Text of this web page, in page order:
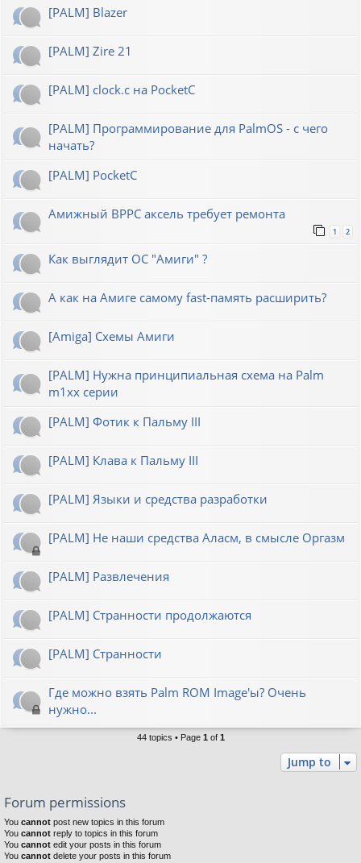
[PALM] Blazer
[PALM] Zire 21
[PALM] clock.c на PocketC
[PALM] Программирование для PalmOS - с чего
начать?
[PALM] PocketC
Амижный BPPC аксель требует ремонта
1 2
Как выглядит ОС "Амиги" ?
А как на Амиге самому fast-память расширить?
[Amiga] Схемы Амиги
[PALM] Нужна принципиальная схема на Palm
m1xx серии
[PALM] Фотик к Пальму III
[PALM] Клава к Пальму III
[PALM] Языки и средства разработки
[PALM] Не наши средства Аласм, в смысле Оргазм
[PALM] Развлечения
[PALM] Странности продолжаются
[PALM] Странности
Где можно взять Palm ROM Image'ы? Очень
нужно...
44 topics • Page 1 of 1
Jump to
Forum permissions
You cannot post new topics in this forum
You cannot reply to topics in this forum
You cannot edit your posts in this forum
You cannot delete your posts in this forum